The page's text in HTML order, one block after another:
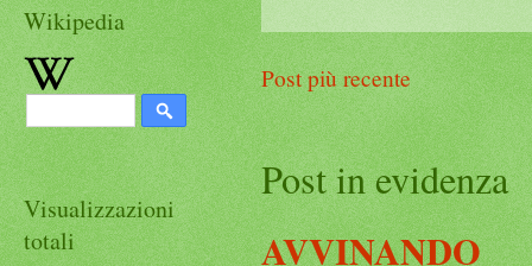
Post più recente
Post in evidenza
AVVINANDO
Wikipedia
Visualizzazioni
totali